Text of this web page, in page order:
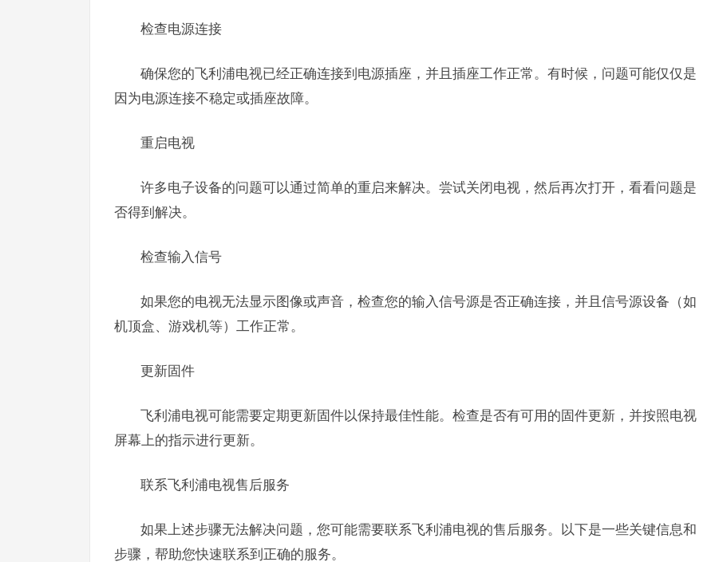
检查电源连接
确保您的飞利浦电视已经正确连接到电源插座，并且插座工作正常。有时候，问题可能仅仅是
因为电源连接不稳定或插座故障。
重启电视
许多电子设备的问题可以通过简单的重启来解决。尝试关闭电视，然后再次打开，看看问题是
否得到解决。
检查输入信号
如果您的电视无法显示图像或声音，检查您的输入信号源是否正确连接，并且信号源设备（如
机顶盒、游戏机等）工作正常。
更新固件
飞利浦电视可能需要定期更新固件以保持最佳性能。检查是否有可用的固件更新，并按照电视
屏幕上的指示进行更新。
联系飞利浦电视售后服务
如果上述步骤无法解决问题，您可能需要联系飞利浦电视的售后服务。以下是一些关键信息和
步骤，帮助您快速联系到正确的服务。